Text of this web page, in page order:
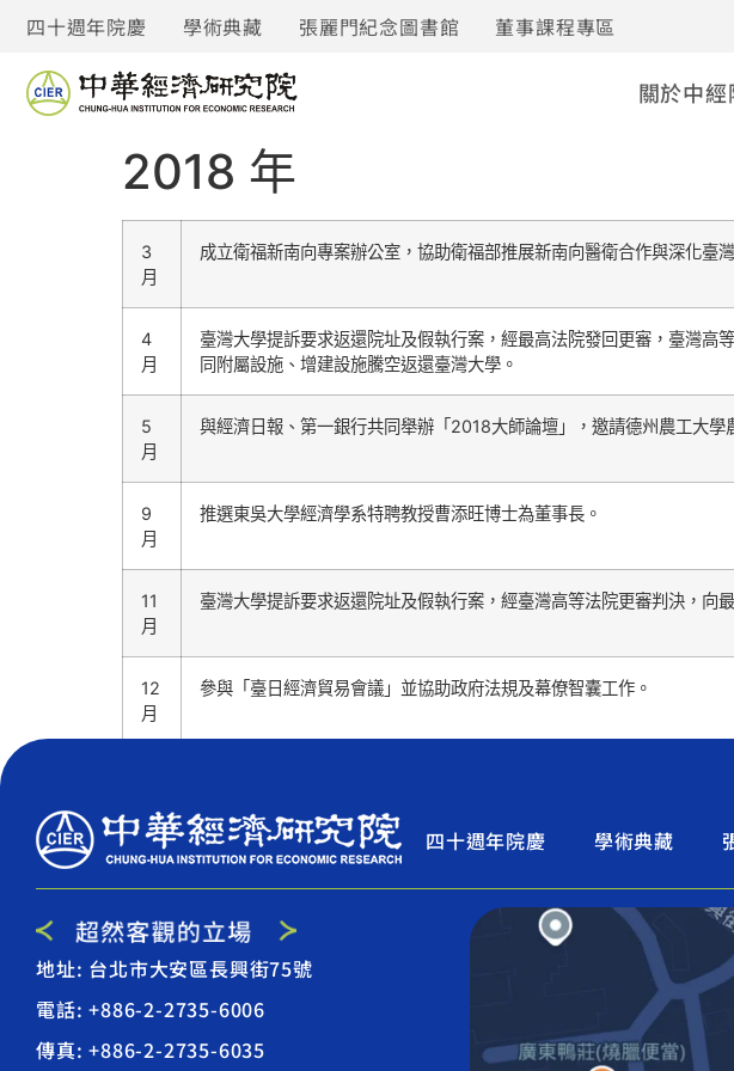
四十週年院慶 學術典藏 張麗門紀念圖書館 董事課程專區
關於中經
2018 年
3
月
成立衛福新南向專案辦公室，協助衛福部推展新南向醫衛合作與深化臺
4
月
臺灣大學提訴要求返還院址及假執行案，經最高法院發回更審，臺灣
同附屬設施、增建設施騰空返還臺灣大學。
5
月
與經濟日報、第一銀行共同舉辦「2018大師論壇」，邀請德州農工大
9
月
推選東吳大學經濟學系特聘教授曹添旺博士為董事長。
11
月
臺灣大學提訴要求返還院址及假執行案，經臺灣高等法院更審判決，向
12
月
參與「臺日經濟貿易會議」並協助政府法規及幕僚智囊工作。
四十週年院慶 學術典藏
地址: 台北市大安區長興街75號
電話: +886-2-2735-6006
傳真: +886-2-2735-6035